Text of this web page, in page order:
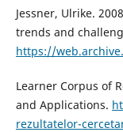
Jessner, Ulrike.
trends and
https://
Learner Corpus of
and Applications.
rezultatelor-